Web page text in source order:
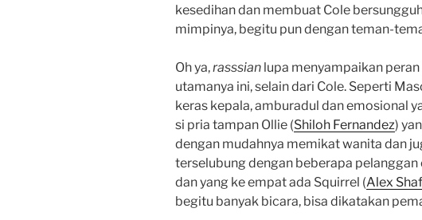
kesedihan dan membuat Cole
mimpinya, begitu pun dengan teman-
Oh ya,rasssian lupa menyampaikan
utamanya ini, selain dari Cole. Seperti
keras kepala, amburadul dan emosional
si pria tampan Ollie (Shiloh Fernandez)
dengan mudahnya memikat wanita dan
terselubung dengan beberapa
dan yang ke empat ada Squirrel (Alex
begitu banyak bicara, bisa dikatakan